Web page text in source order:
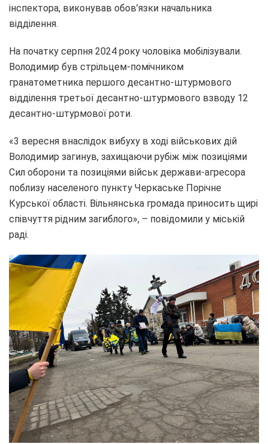
інспектора, виконував обов’язки начальника
відділення.
На початку серпня 2024 року чоловіка мобілізували.
Володимир був стрільцем-помічником
гранатометника першого десантно-штурмового
відділення третьої десантно-штурмового взводу 12
десантно-штурмової роти.
«3 вересня внаслідок вибуху в ході військових дій
Володимир загинув, захищаючи рубіж між позиціями
Сил оборони та позиціями військ держави-агресора
поблизу населеного пункту Черкаське Порічне
Курської області. Вільнянська громада приносить щирі
співчуття рідним загиблого», – повідомили у міській
раді.